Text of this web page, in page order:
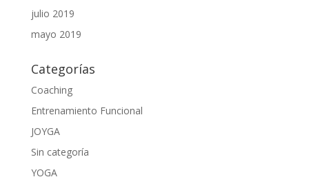
julio 2019
mayo 2019
Categorías
Coaching
Entrenamiento Funcional
JOYGA
Sin categoría
YOGA